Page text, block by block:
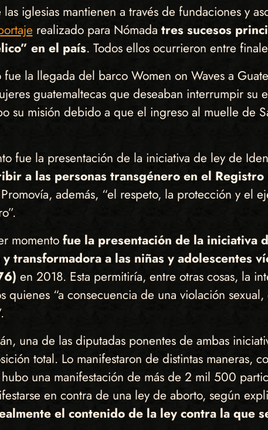
iglesias mantienen a través de fundaciones y
realizado para Nómada tres sucesos
en el país. Todos ellos ocurrieron entre
la llegada del barco Women on Waves a
guatemaltecas que deseaban interrumpir
su misión debido a que el ingreso al muelle de
fue la presentación de la iniciativa de ley de
a las personas transgénero en el Registro
además, “el respeto, la protección y el
momento fue la presentación de la iniciativa
transformadora a las niñas y adolescentes
en 2018. Esta permitiría, entre otras cosas, la
quienes “a consecuencia de una violación
una de las diputadas ponentes de ambas
total. Lo manifestaron de distintas maneras,
una manifestación de más de 2 mil 500
en contra de una ley de aborto, según
el contenido de la ley contra la que